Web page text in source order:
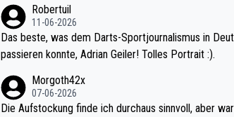
Robertuil
11-06-2026
Das beste, was dem Darts-Sportjournalismus in
passieren konnte, Adrian Geiler! Tolles Portrait :).
Morgoth42x
07-06-2026
Die Aufstockung finde ich durchaus sinnvoll, aber